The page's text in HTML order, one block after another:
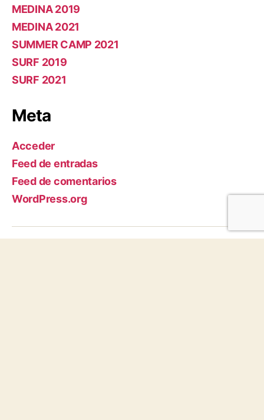
MEDINA 2019
MEDINA 2021
SUMMER CAMP 2021
SURF 2019
SURF 2021
Meta
Acceder
Feed de entradas
Feed de comentarios
WordPress.org